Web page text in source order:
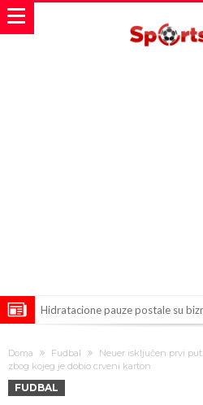
Hidratacione pauze postale su
Infantino i ljubavnička veza:
UEFA
Murinjo uvodi strogu disciplinu u
Doma Fudbal
Neuer isključen prvi
zbog kojeg je dobio crveni karton
FUDBAL